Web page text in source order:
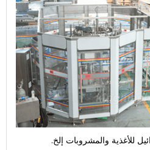
للأغذية والمشروبات إلخ.